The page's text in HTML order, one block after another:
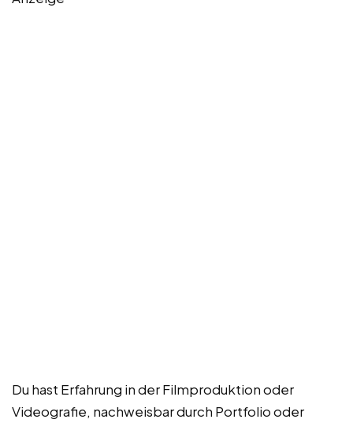
Du hast Erfahrung in der Filmproduktion oder
Videografie, nachweisbar durch Portfolio oder